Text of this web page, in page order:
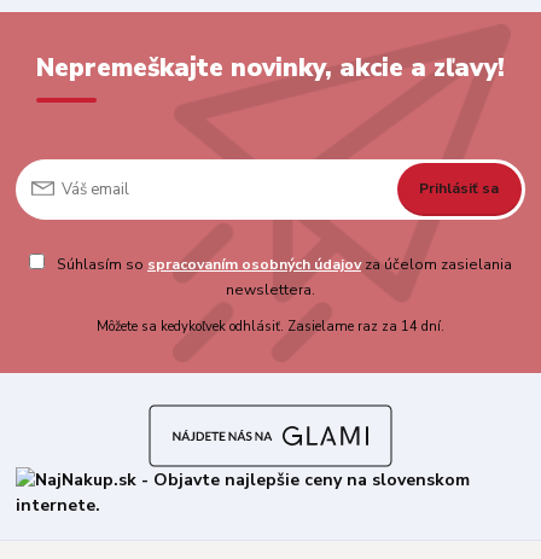
Nepremeškajte novinky, akcie a zľavy!
Prihlásiť sa
Súhlasím so spracovaním osobných údajovza účelom zasielania
newslettera.
Môžete sa kedykoľvek odhlásiť. Zasielame raz za 14 dní.